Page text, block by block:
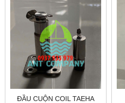
ĐẦU CUỘN COIL TAEHA